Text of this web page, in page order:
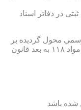
در دفاتر اسناد
محول گرديده بر
اساس ماده ۵۰ قانون دفاتر اسناد رسمي و مواد ۱۱۸ به بعد قانون